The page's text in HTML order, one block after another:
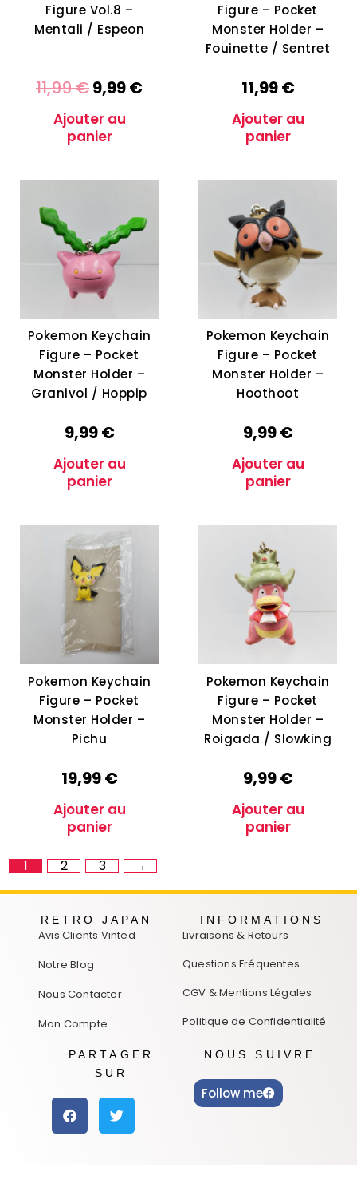
Figure Vol.8 –
Mentali / Espeon
11,99€9,99€
Ajouter au
panier
Figure – Pocket
Monster Holder –
Fouinette / Sentret
11,99€
Ajouter au
panier
Pokemon Keychain
Figure – Pocket
Monster Holder –
Granivol / Hoppip
9,99€
Ajouter au
panier
Pokemon Keychain
Figure – Pocket
Monster Holder –
Hoothoot
9,99€
Ajouter au
panier
Pokemon Keychain
Figure – Pocket
Monster Holder –
Pichu
19,99€
Ajouter au
panier
Pokemon Keychain
Figure – Pocket
Monster Holder –
Roigada / Slowking
9,99€
Ajouter au
panier
1 2 3 →
RETRO JAPAN
Avis Clients Vinted
Notre Blog
Nous Contacter
Mon Compte
INFORMATIONS
Livraisons & Retours
Questions Fréquentes
CGV & Mentions Légales
Politique de Confidentialité
PARTAGER
SUR
NOUS SUIVRE
Follow me